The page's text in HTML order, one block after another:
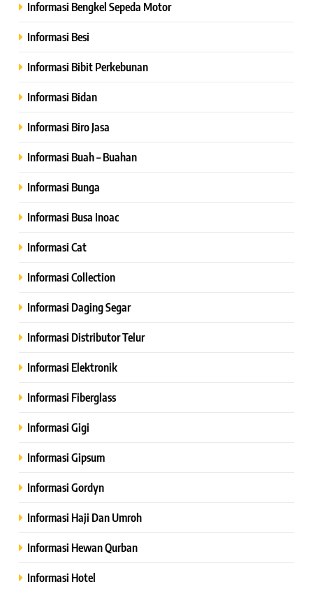
Informasi Bengkel Sepeda Motor
Informasi Besi
Informasi Bibit Perkebunan
Informasi Bidan
Informasi Biro Jasa
Informasi Buah – Buahan
Informasi Bunga
Informasi Busa Inoac
Informasi Cat
Informasi Collection
Informasi Daging Segar
Informasi Distributor Telur
Informasi Elektronik
Informasi Fiberglass
Informasi Gigi
Informasi Gipsum
Informasi Gordyn
Informasi Haji Dan Umroh
Informasi Hewan Qurban
Informasi Hotel